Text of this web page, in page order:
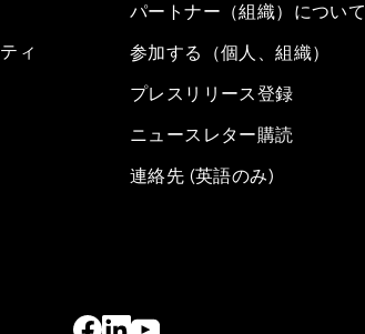
ィ
パートナー（組織）について
参加する（個人、組織）
プレスリリース登録
ニュースレター購読
連絡先 (英語のみ)